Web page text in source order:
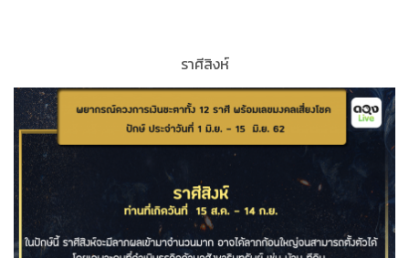
ราศีสิงห์